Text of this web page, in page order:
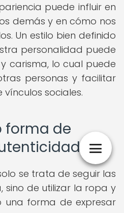
puede influir en
demás y en cómo nos
Un estilo bien definido
personalidad puede
carisma, lo cual puede
personas y facilitar
sociales.
forma de
se trata de seguir las
sino de utilizar la ropa y
una forma de expresar